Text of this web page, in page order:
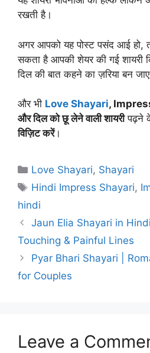
रखती है।
अगर आपको यह पोस्ट पसंद आई हो,
सकता है आपकी शेयर की गई शायरी
दिल की बात कहने का ज़रिया बन
और भी Love Shayari,
और दिल को छू लेने वाली शायरीपढ़ने
विज़िट करें।
Categories
Love Shayari, Shayari
Tags
Hindi Impress Shayari,
hindi
Jaun Elia Shayari in
Touching & Painful Lines
Pyar Bhari Shayari |
for Couples
Leave a